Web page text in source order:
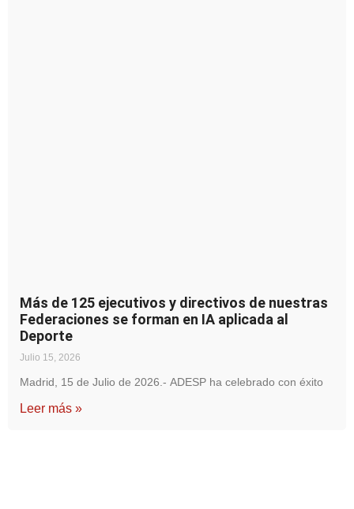
Más de 125 ejecutivos y directivos de nuestras
Federaciones se forman en IA aplicada al
Deporte
Julio 15, 2026
Madrid, 15 de Julio de 2026.- ADESP ha celebrado con éxito
Leer más »